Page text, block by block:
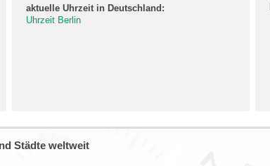
aktuelle Uhrzeit in Deutschland:
Uhrzeit Berlin
Städte weltweit